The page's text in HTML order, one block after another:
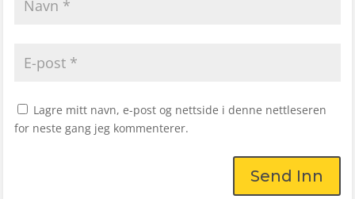
Lagre mitt navn, e-post og nettside i denne nettleseren
for neste gang jeg kommenterer.
Send Inn